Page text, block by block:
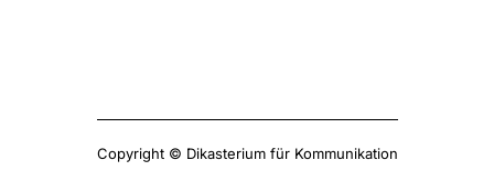
Copyright © Dikasterium für Kommunikation